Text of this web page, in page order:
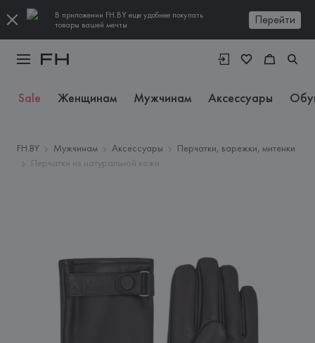
В приложении FH.BY еще удобнее покупать
товары вашей мечты
Перейти
Sale Женщинам Мужчинам Аксессуары
FH.BY Мужчинам Аксессуары
Перчатки, варежки, митенки
Перчатки из натуральной кожи